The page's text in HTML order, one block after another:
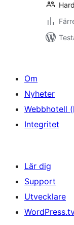
Om
Nyheter
Webbhotell
Integritet
Lär dig
Support
Utvecklare